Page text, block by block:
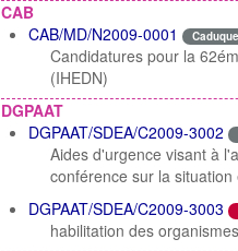
CAB
CAB/MD/N2009-0001
Caduque
Candidatures pour la
(IHEDN)
DGPAAT
DGPAAT/SDEA/C2009-3002
Aides d'urgence visant à
conférence sur la
DGPAAT/SDEA/C2009-3003
habilitation des